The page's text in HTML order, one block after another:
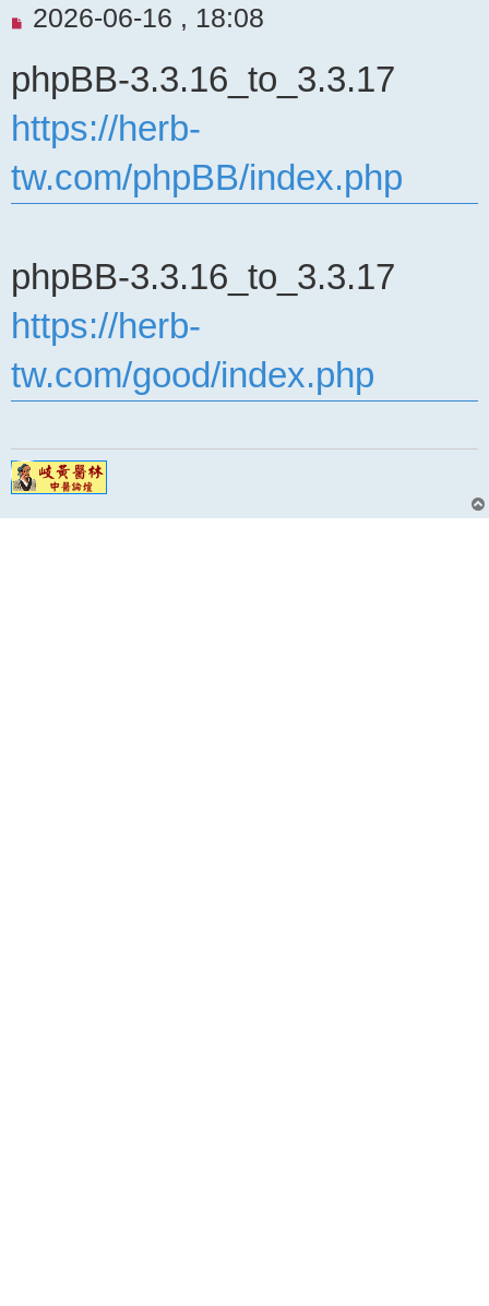
未
讀
文
章
2026-06-16 , 18:08
phpBB-3.3.16_to_3.3.17
https://herb-
tw.com/phpBB/index.php
phpBB-3.3.16_to_3.3.17
https://herb-
tw.com/good/index.php